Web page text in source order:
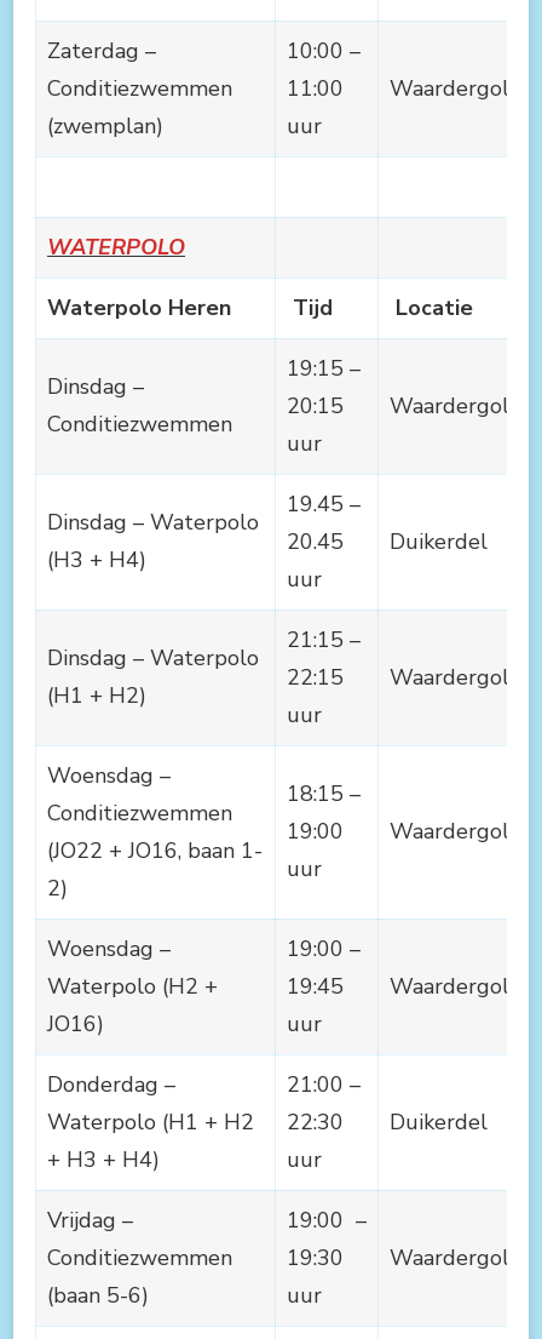
Zaterdag –
Conditiezwemmen
(zwemplan)
10:00 –
11:00
uur
Waardergolf
WATERPOLO
Waterpolo Heren Tijd Locatie
Dinsdag –
Conditiezwemmen
19:15 –
20:15
uur
Waardergolf
Dinsdag – Waterpolo
(H3 + H4)
19.45 –
20.45
uur
Duikerdel
Dinsdag – Waterpolo
(H1 + H2)
21:15 –
22:15
uur
Waardergolf
Woensdag –
Conditiezwemmen
(JO22 + JO16, baan 1-
2)
18:15 –
19:00
uur
Waardergolf
Woensdag –
Waterpolo (H2 +
JO16)
19:00 –
19:45
uur
Waardergolf
Donderdag –
Waterpolo (H1 + H2
+ H3 + H4)
21:00 –
22:30
uur
Duikerdel
Vrijdag –
Conditiezwemmen
(baan 5-6)
19:00 –
19:30
uur
Waardergolf